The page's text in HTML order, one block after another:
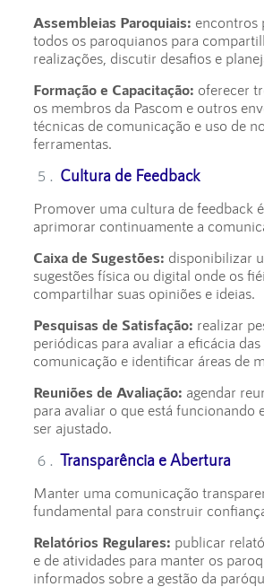
Assembleias Paroquiais: encontros
todos os paroquianos para
realizações, discutir desafios e
Formação e Capacitação: oferecer
os membros da Pascom e outros
técnicas de comunicação e uso de
ferramentas.
Cultura de Feedback
Promover uma cultura de feedback
aprimorar continuamente a
Caixa de Sugestões: disponibilizar
sugestões física ou digital onde os
compartilhar suas opiniões e ideias.
Pesquisas de Satisfação: realizar
periódicas para avaliar a eficácia
comunicação e identificar áreas de
Reuniões de Avaliação: agendar
para avaliar o que está funcionando
ser ajustado.
Transparência e Abertura
Manter uma comunicação
fundamental para construir
Relatórios Regulares: publicar
e de atividades para manter os
informados sobre a gestão da